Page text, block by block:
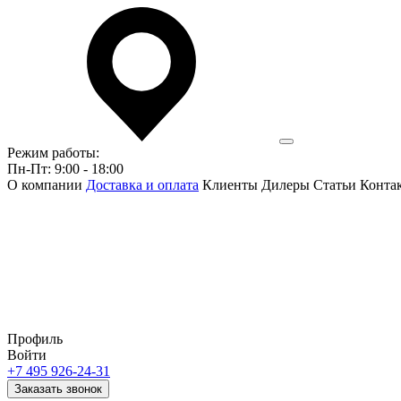
Режим работы:
Пн-Пт: 9:00 - 18:00
О компании Доставка и оплата Клиенты Дилеры Статьи
Профиль
Войти
+7 495 926-24-31
Заказать звонок